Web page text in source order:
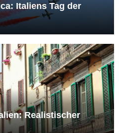
Italiens Tag der
Realistischer